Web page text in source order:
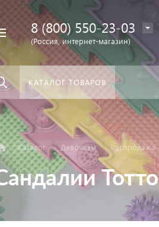
8 (800) 550-23-03
(Россия, интернет-магазин)
КАТАЛОГ ТОВАРОВ
Каталог Девочкам Распродажа
Тотто